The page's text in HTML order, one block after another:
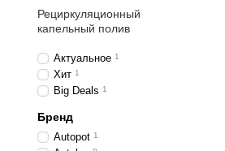
Рециркуляционный
капельный полив
Актуальное 1
Хит 1
Big Deals 1
Бренд
Autopot 1